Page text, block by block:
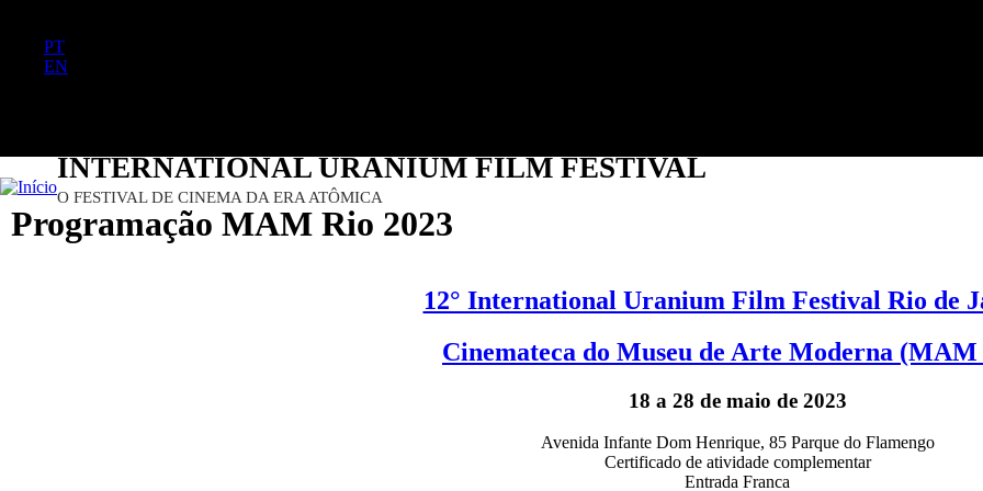
PT
EN
INTERNATIONAL URANIUM FILM FESTIVAL
O FESTIVAL DE CINEMA DA ERA ATÔMICA
Programação MAM Rio 2023
12° International Uranium Film Festival Rio de
Cinemateca do Museu de Arte Moderna (MAM
18 a 28 de maio de 2023
Avenida Infante Dom Henrique, 85 Parque do Flamengo
Certificado de atividade complementar
Entrada Franca